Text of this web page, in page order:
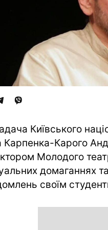
Київського
Карпенка-Карого
Молодого
домаганнях
своїм